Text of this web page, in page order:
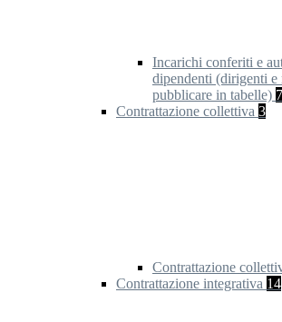
Incarichi conferiti e
dipendenti (dirigenti
pubblicare in tabelle)
Contrattazione collettiva 3
Contrattazione
Contrattazione integrativa 14